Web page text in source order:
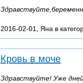
2016-02-01, Яна в
Кровь в моче
Здравствуйте! Уже